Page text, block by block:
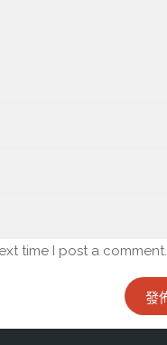
time I post a comment.